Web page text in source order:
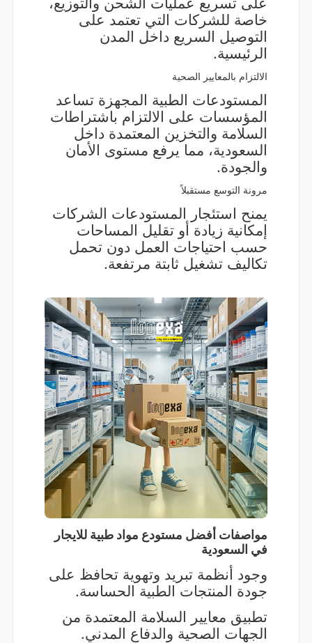
خاصة للشركات التي تعتمد على
التوصيل السريع داخل المدن
الرئيسية.
الالتزام بالمعايير الصحية
المستودعات الطبية المجهزة تساعد
المؤسسات على الالتزام باشتراطات
السلامة والتخزين المعتمدة داخل
السعودية، مما يرفع مستوى الأمان
والجودة.
مرونة التوسع مستقبلاً
يمنح استئجار المستودعات الشركات
إمكانية زيادة أو تقليل المساحات
حسب احتياجات العمل دون تحمل
تكاليف تشغيل ثابتة مرتفعة.
مواصفات أفضل مستودع مواد طبية للايجار
في السعودية
وجود أنظمة تبريد وتهوية تحافظ على
جودة المنتجات الطبية الحساسة.
تطبيق معايير السلامة المعتمدة من
الجهات الصحية والدفاع المدني.